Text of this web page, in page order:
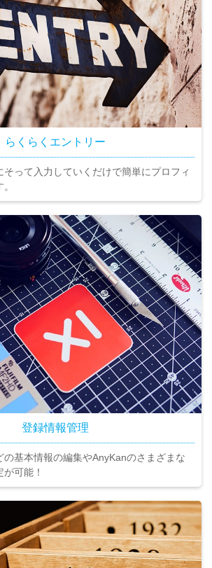
らくらくエントリー
って入力していくだけで簡単にプロフィ
登録情報管理
の基本情報の編集やAnyKanのさまざまな
可能！